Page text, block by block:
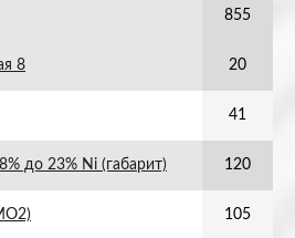
855
8 20
41
до 23% Ni (габарит) 120
105